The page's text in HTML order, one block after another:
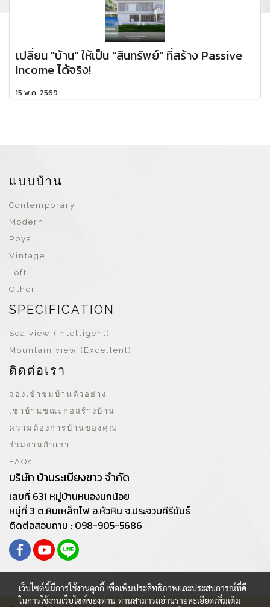
เปลี่ยน "บ้าน" ให้เป็น "สินทรัพย์" ที่สร้าง Passive
Income ได้จริง!
15 พ.ค. 2569
แบบบ้าน
Contemporary
Modern
Royal
Vintage
Loft
Other
SPECIFICATION
Sea view (Intelligent)
Mountain view (Excellent)
ติดต่อเรา
จองเข้าชมบ้านตัวอย่าง
เช่าบ้านขณะก่อสร้างบ้าน
ความต้องการบ้านของคุณ
ร่วมงานกับเรา
FAQs
บริษัท บ้านระเบียงขาว จำกัด
เลขที่ 631 หมู่บ้านหนองนกน้อย
หมู่ที่ 3 ต.หินเหล็กไฟ อ.หัวหิน จ.ประจวบคีรีขันธ์
ติดต่อสอบถาม : 098-905-5686
เว็บไซต์นี้มีการใช้งานคุกกี้ เพื่อเพิ่มประสิทธิภาพและประสบการณ์ที่ดี
ในการใช้งานเว็บไซต์ของท่าน ท่านสามารถอ่านรายละเอียดเพิ่มเติม